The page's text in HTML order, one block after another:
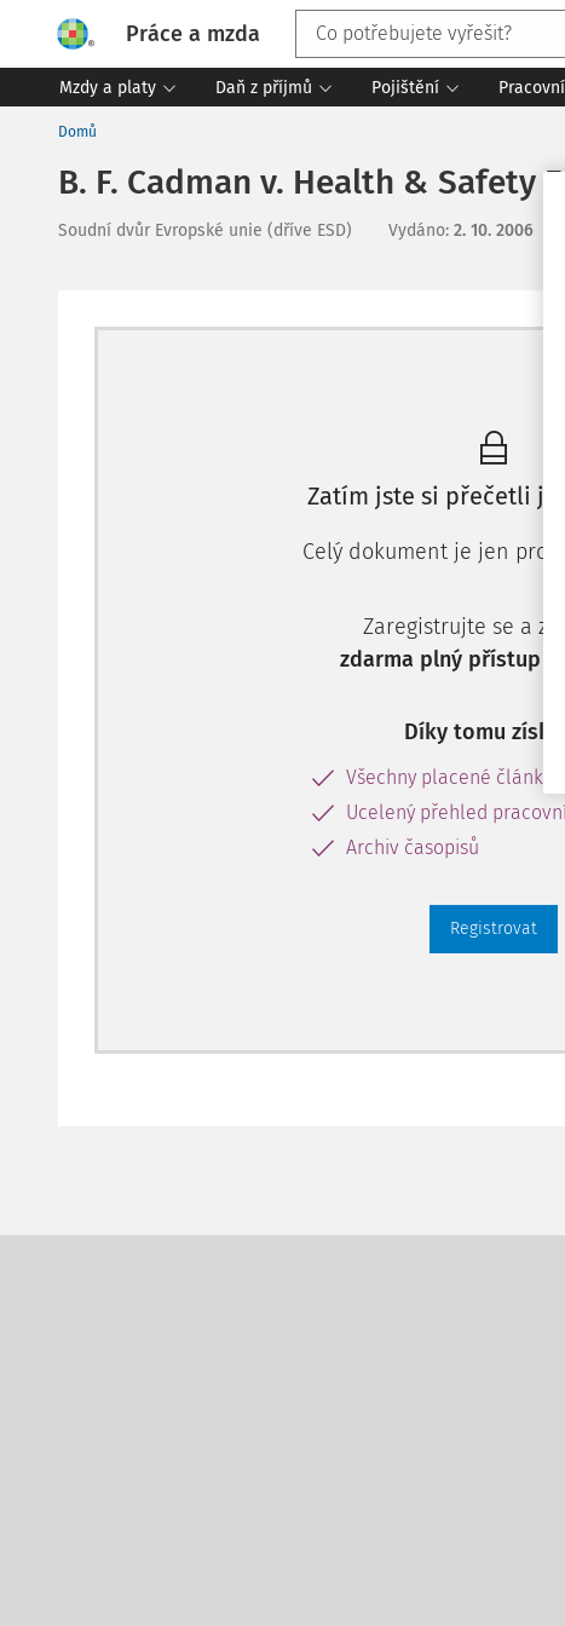
Práce a mzda
Mzdy a platy Daň z příjmů Pojištění
Domů
B. F. Cadman v. Health & Safety
Soudní dvůr Evropské unie (dříve ESD) Vydáno: 2. 10. 2006
Zatím jste si přečetli
Celý dokument je jen pro
Zaregistrujte se a
zdarma plný přístup na
Díky tomu
Všechny placené články
Ucelený přehled
Archiv časopisů
Registrovat